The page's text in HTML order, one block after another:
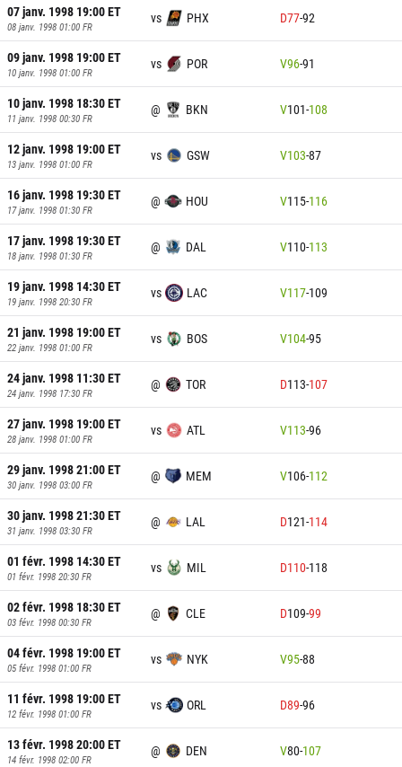
07 janv. 1998 19:00ET
08 janv. 1998 01:00 FR
vs PHX D77-92
09 janv. 1998 19:00ET
10 janv. 1998 01:00 FR
vs POR V96-91
10 janv. 1998 18:30ET
11 janv. 1998 00:30 FR
@ BKN V101-108
12 janv. 1998 19:00ET
13 janv. 1998 01:00 FR
vs GSW V103-87
16 janv. 1998 19:30ET
17 janv. 1998 01:30 FR
@ HOU V115-116
17 janv. 1998 19:30ET
18 janv. 1998 01:30 FR
@ DAL V110-113
19 janv. 1998 14:30ET
19 janv. 1998 20:30 FR
vs LAC V117-109
21 janv. 1998 19:00ET
22 janv. 1998 01:00 FR
vs BOS V104-95
24 janv. 1998 11:30ET
24 janv. 1998 17:30 FR
@ TOR D113-107
27 janv. 1998 19:00ET
28 janv. 1998 01:00 FR
vs ATL V113-96
29 janv. 1998 21:00ET
30 janv. 1998 03:00 FR
@ MEM V106-112
30 janv. 1998 21:30ET
31 janv. 1998 03:30 FR
@ LAL D121-114
01 févr. 1998 14:30ET
01 févr. 1998 20:30 FR
vs MIL D110-118
02 févr. 1998 18:30ET
03 févr. 1998 00:30 FR
@ CLE D109-99
04 févr. 1998 19:00ET
05 févr. 1998 01:00 FR
vs NYK V95-88
11 févr. 1998 19:00ET
12 févr. 1998 01:00 FR
vs ORL D89-96
13 févr. 1998 20:00ET
14 févr. 1998 02:00 FR
@ DEN V80-107